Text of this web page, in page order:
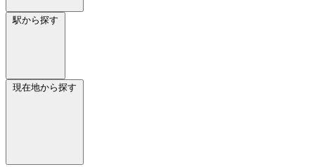
駅から探す
現在地から探す